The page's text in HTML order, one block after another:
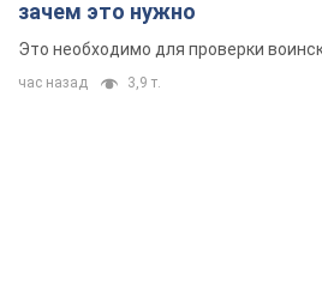
зачем это нужно
Это необходимо для проверки
час назад 3,9 т.